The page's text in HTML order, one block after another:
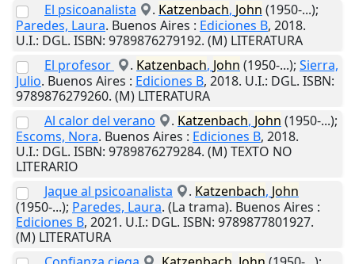
El psicoanalista
. Katzenbach, John (1950-...);
Paredes, Laura. Buenos Aires : Ediciones B, 2018.
U.I.: DGL. ISBN: 9789876279192. (M) LITERATURA
El profesor
. Katzenbach, John (1950-...); Sierra,
Julio. Buenos Aires : Ediciones B, 2018. U.I.: DGL. ISBN:
9789876279260. (M) LITERATURA
Al calor del verano
. Katzenbach, John (1950-...);
Escoms, Nora. Buenos Aires : Ediciones B, 2018.
U.I.: DGL. ISBN: 9789876279284. (M) TEXTO NO
LITERARIO
Jaque al psicoanalista
. Katzenbach, John
(1950-...); Paredes, Laura. (La trama). Buenos Aires :
Ediciones B, 2021. U.I.: DGL. ISBN: 9789877801927.
(M) LITERATURA